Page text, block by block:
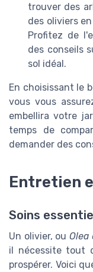
trouver des
des oliviers
Profitez de
des conseils
sol idéal.
En choisissant le
vous vous
embellira votre
temps de
demander des
Entretien
Soins
Un olivier, ou Olea
il nécessite tout
prospérer. Voici